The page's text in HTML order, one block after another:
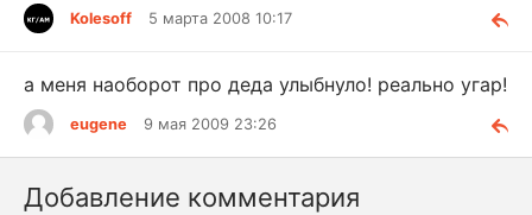
Kolesoff 5 марта 2008 10:17
а меня наоборот про деда улыбнуло! реально угар!
eugene 9 мая 2009 23:26
Добавление комментария